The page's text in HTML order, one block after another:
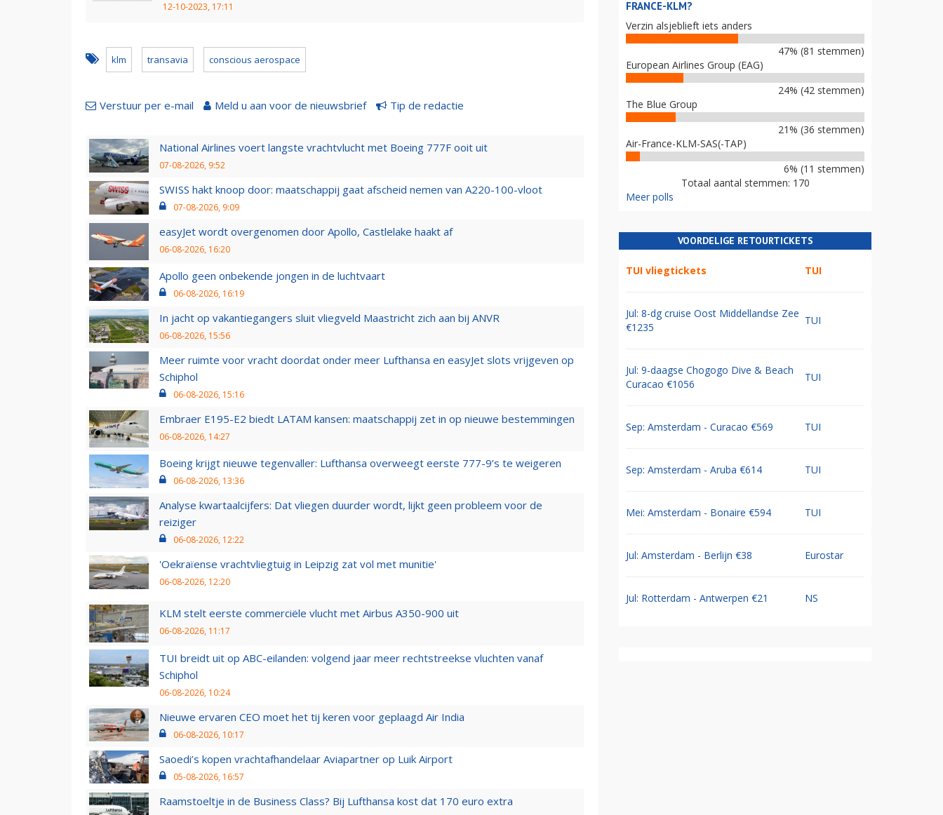
12-10-2023, 17:11
klm transavia conscious aerospace
Verstuur per e-mail Meld u aan voor de nieuwsbrief Tip de redactie
National Airlines voert langste vrachtvlucht met Boeing 777F ooit uit
07-08-2026, 9:52
SWISS hakt knoop door: maatschappij gaat afscheid nemen van A220-100-vloot
07-08-2026, 9:09
easyJet wordt overgenomen door Apollo, Castlelake haakt af
06-08-2026, 16:20
Apollo geen onbekende jongen in de luchtvaart
06-08-2026, 16:19
In jacht op vakantiegangers sluit vliegveld Maastricht zich aan bij ANVR
06-08-2026, 15:56
Meer ruimte voor vracht doordat onder meer Lufthansa en easyJet slots vrijgeven op
Schiphol
06-08-2026, 15:16
Embraer E195-E2 biedt LATAM kansen: maatschappij zet in op nieuwe bestemmingen
06-08-2026, 14:27
Boeing krijgt nieuwe tegenvaller: Lufthansa overweegt eerste 777-9’s te weigeren
06-08-2026, 13:36
Analyse kwartaalcijfers: Dat vliegen duurder wordt, lijkt geen probleem voor de
reiziger
06-08-2026, 12:22
'Oekraïense vrachtvliegtuig in Leipzig zat vol met munitie'
06-08-2026, 12:20
KLM stelt eerste commerciële vlucht met Airbus A350-900 uit
06-08-2026, 11:17
TUI breidt uit op ABC-eilanden: volgend jaar meer rechtstreekse vluchten vanaf
Schiphol
06-08-2026, 10:24
Nieuwe ervaren CEO moet het tij keren voor geplaagd Air India
06-08-2026, 10:17
Saoedi’s kopen vrachtafhandelaar Aviapartner op Luik Airport
05-08-2026, 16:57
Raamstoeltje in de Business Class? Bij Lufthansa kost dat 170 euro extra
FRANCE-KLM?
Verzin alsjeblieft iets anders
47% (81 stemmen)
European Airlines Group (EAG)
24% (42 stemmen)
The Blue Group
21% (36 stemmen)
Air-France-KLM-SAS(-TAP)
6% (11 stemmen)
Totaal aantal stemmen: 170
Meer polls
VOORDELIGE RETOURTICKETS
TUI vliegtickets TUI
Jul: 8-dg cruise Oost Middellandse Zee
€1235
TUI
Jul: 9-daagse Chogogo Dive & Beach
Curacao €1056
TUI
Sep: Amsterdam - Curacao €569 TUI
Sep: Amsterdam - Aruba €614 TUI
Mei: Amsterdam - Bonaire €594 TUI
Jul: Amsterdam - Berlijn €38 Eurostar
Jul: Rotterdam - Antwerpen €21 NS